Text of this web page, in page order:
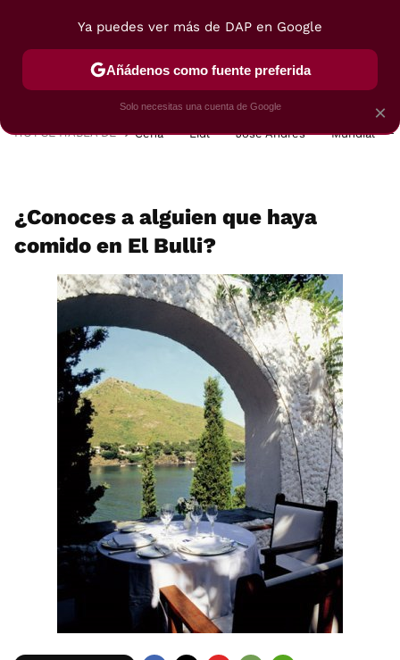
POSTRES VIAJES SELECCIÓN VEGUI
HOY SE HABLA DE Cena Lidl José Andrés Mundial
¿Conoces a alguien que haya
comido en El Bulli?
×
Ya puedes ver más de DAP en Google
Añádenos como fuente preferida
Solo necesitas una cuenta de Google